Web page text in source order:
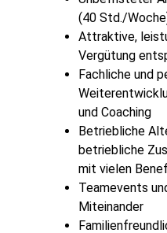
(40 Std./
Attraktive,
Vergütung
Fachliche und
und Coaching
Betriebliche
betriebliche
mit vielen
Teamevents
Miteinander